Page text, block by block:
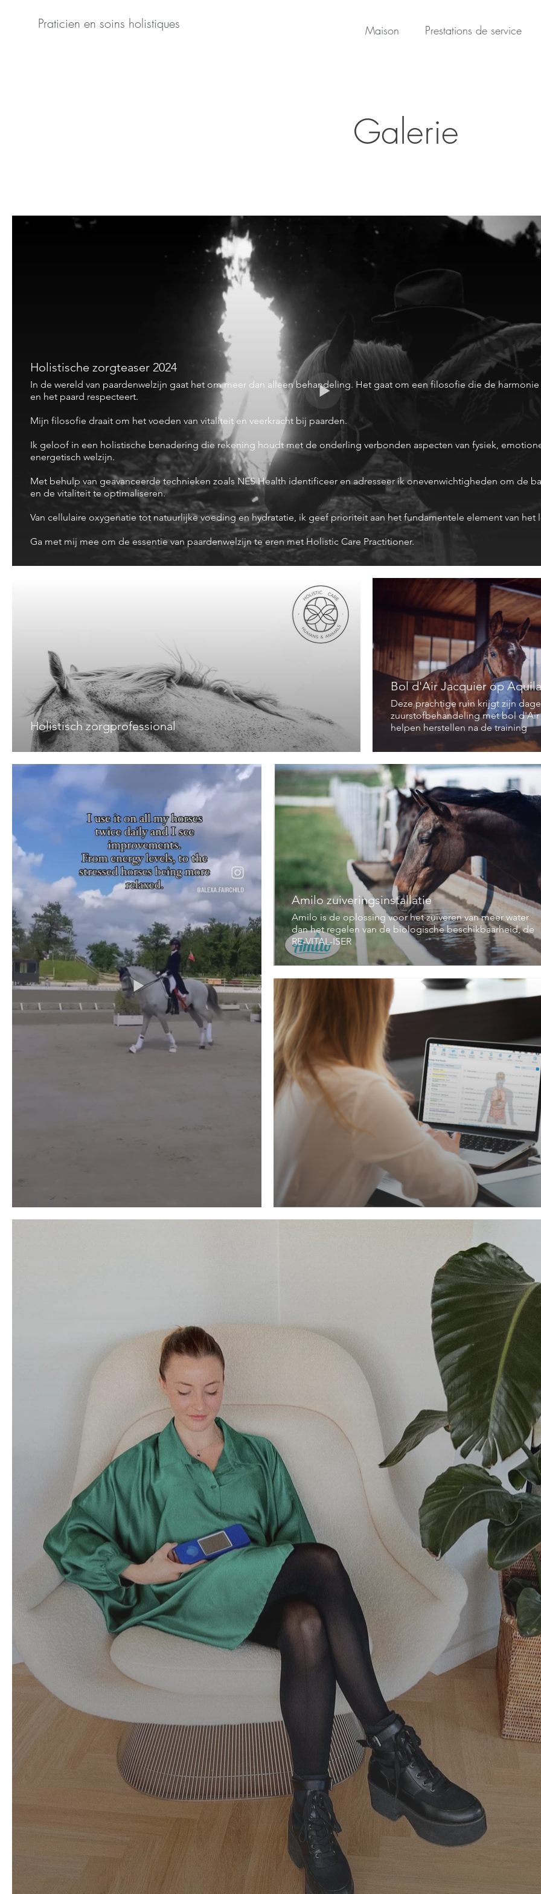
Praticien en soins holistiques Maison Prestations de service
Galerie
Holistische zorgteaser 2024
In de wereld van paardenwelzijn gaat het om meer dan alleen behandeling. Het gaat om een filosofie die de
en het paard respecteert.
Mijn filosofie draait om het voeden van vitaliteit en veerkracht bij paarden.
Ik geloof in een holistische benadering die rekening houdt met de onderling verbonden aspecten van fysiek,
energetisch welzijn.
Met behulp van geavanceerde technieken zoals NES Health identificeer en adresseer ik onevenwichtigheden om de
en de vitaliteit te optimaliseren.
Van cellulaire oxygenatie tot natuurlijke voeding en hydratatie, ik geef prioriteit aan het fundamentele element van het
Ga met mij mee om de essentie van paardenwelzijn te eren met Holistic Care Practitioner.
Holistisch zorgprofessional
Bol d'Air Jacquier op
Deze prachtige ruin krijgt zijn
zuurstofbehandeling met bol
helpen herstellen na de training
Amilo zuiveringsinstallatie
Amilo is de oplossing voor het zuiveren van meer water
dan het regelen van de biologische beschikbaarheid, de
RE-VITAL-ISER